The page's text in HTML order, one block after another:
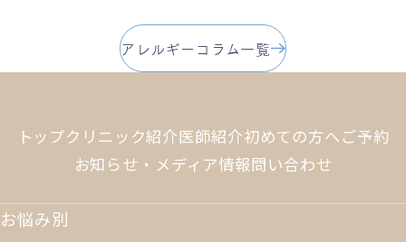
アレルギーコラム一覧
トップクリニック紹介医師紹介初めての方へ ご予約
お知らせ・メディア情報問い合わせ
お悩み別